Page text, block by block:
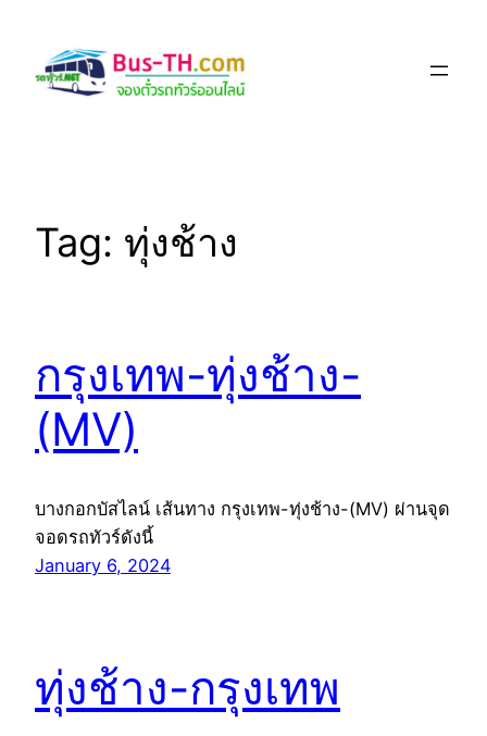
content
Tag: ทุ่งช้าง
กรุงเทพ-ทุ่งช้าง-
(MV)
บางกอกบัสไลน์ เส้นทาง กรุงเทพ-ทุ่งช้าง-(MV) ผ่านจุด
จอดรถทัวร์ดังนี้
January 6, 2024
ทุ่งช้าง-กรุงเทพ